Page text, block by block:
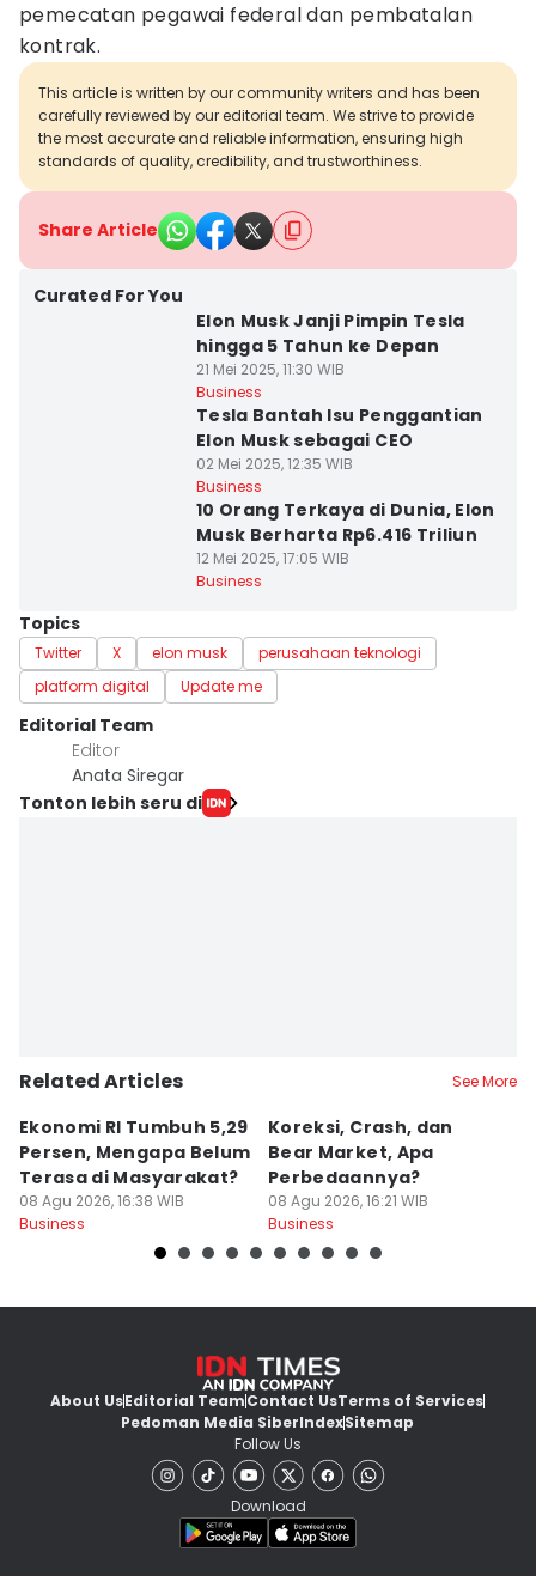
pemecatan pegawai federal dan pembatalan
kontrak.
This article is written by our community writers and has been
carefully reviewed by our editorial team. We strive to provide
the most accurate and reliable information, ensuring high
standards of quality, credibility, and trustworthiness.
Share Article
Curated For You
Elon Musk Janji Pimpin Tesla
hingga 5 Tahun ke Depan
21 Mei 2025, 11:30 WIB
Business
Tesla Bantah Isu Penggantian
Elon Musk sebagai CEO
02 Mei 2025, 12:35 WIB
Business
10 Orang Terkaya di Dunia, Elon
Musk Berharta Rp6.416 Triliun
12 Mei 2025, 17:05 WIB
Business
Topics
Twitter X elon musk
perusahaan teknologi
platform digital
Update me
Editorial Team
Editor
Anata Siregar
Tonton lebih seru di
Related Articles See More
Ekonomi RI Tumbuh 5,29
Persen, Mengapa Belum
Terasa di Masyarakat?
08 Agu 2026, 16:38 WIB
Business
Koreksi, Crash, dan
Bear Market, Apa
Perbedaannya?
08 Agu 2026, 16:21 WIB
Business
About UsEditorial TeamContact UsTerms of Services
Pedoman Media SiberIndexSitemap
Follow Us
Download